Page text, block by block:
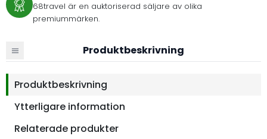
68travel är en auktoriserad säljare av olika
premiummärken.
Produktbeskrivning
Produktbeskrivning
Ytterligare information
Relaterade produkter